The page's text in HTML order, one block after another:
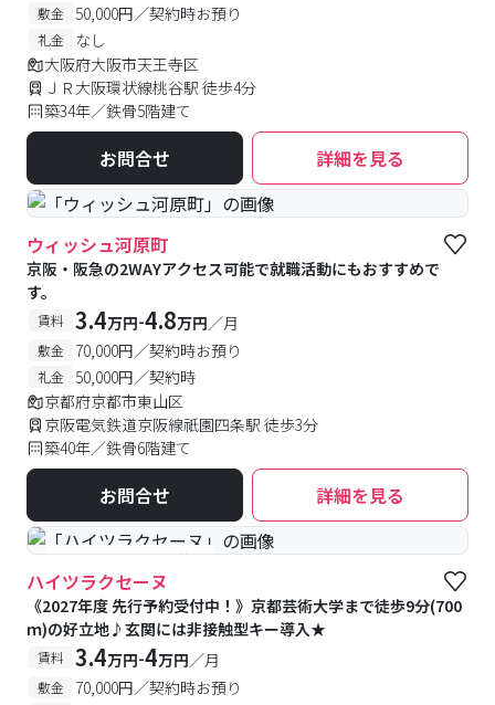
敷金 50,000円／契約時お預り
礼金
なし
大阪府大阪市天王寺区
ＪＲ大阪環状線桃谷駅 徒歩4分
築34年／鉄骨5階建て
お問合せ 詳細を見る
ウィッシュ河原町
京阪・阪急の2WAYアクセス可能で就職活動にもおすすめで
す。
賃料 3.4万円-4.8万円／月
敷金 70,000円／契約時お預り
礼金
50,000円／契約時
京都府京都市東山区
京阪電気鉄道京阪線祇園四条駅 徒歩3分
築40年／鉄骨6階建て
お問合せ 詳細を見る
#予約受付中 #空室待ち
ハイツラクセーヌ
《2027年度 先行予約受付中！》京都芸術大学まで徒歩9分(700
ｍ)の好立地♪玄関には非接触型キー導入★
賃料 3.4万円-4万円／月
敷金 70,000円／契約時お預り